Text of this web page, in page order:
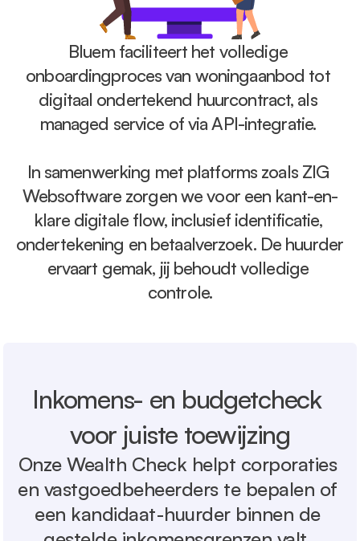
Bluem faciliteert het volledige
onboardingproces van woningaanbod tot
digitaal ondertekend huurcontract, als
managed service of via API-integratie.
In samenwerking met platforms zoals ZIG
Websoftware zorgen we voor een kant-en-
klare digitale flow, inclusief identificatie,
ondertekening en betaalverzoek. De huurder
ervaart gemak, jij behoudt volledige
controle.
Inkomens- en budgetcheck
voor juiste toewijzing
Onze Wealth Check helpt corporaties
en vastgoedbeheerders te bepalen of
een kandidaat-huurder binnen de